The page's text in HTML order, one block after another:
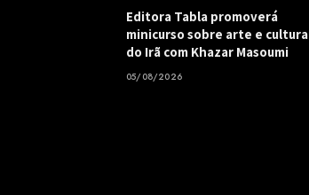
Editora Tabla promoverá
minicurso sobre arte e cultura
do Irã com Khazar Masoumi
05/08/2026